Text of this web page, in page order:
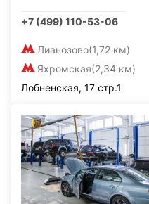
+7 (499) 110-53-06
Лианозово(1,72 км)
Яхромская(2,34 км)
Лобненская, 17 стр.1